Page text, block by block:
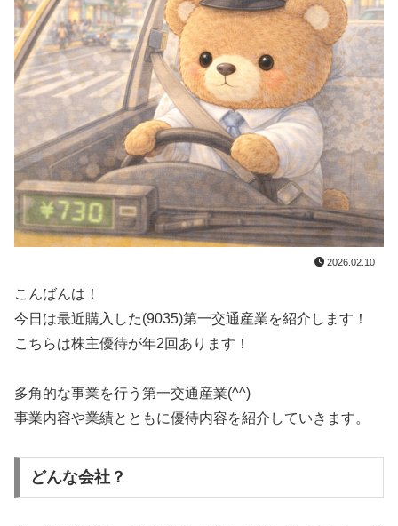
2026.02.10
こんばんは！
今日は最近購入した(9035)第一交通産業を紹介します！
こちらは株主優待が年2回あります！
多角的な事業を行う第一交通産業(^^)
事業内容や業績とともに優待内容を紹介していきます。
どんな会社？